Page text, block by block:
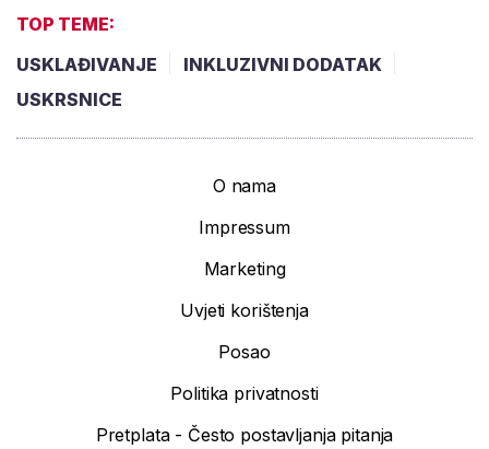
TOP TEME:
USKLAĐIVANJE
INKLUZIVNI DODATAK
USKRSNICE
O nama
Impressum
Marketing
Uvjeti korištenja
Posao
Politika privatnosti
Pretplata - Često postavljanja pitanja